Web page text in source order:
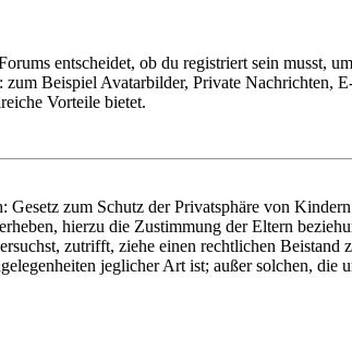
entscheidet, ob du registriert sein musst,
Beispiel Avatarbilder, Private Nachrichten,
Vorteile bietet.
zum Schutz der Privatsphäre von
hierzu die Zustimmung der Eltern
zutrifft, ziehe einen rechtlichen
jeglicher Art ist; außer solchen,